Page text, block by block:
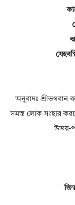
অনুবাদঃ শ্রীভগবান
সমস্ত লোক সংহার
উভয়-